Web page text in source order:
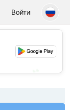
Войти